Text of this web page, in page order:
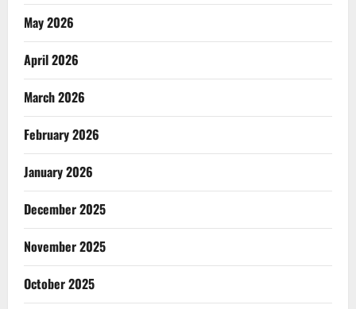
May 2026
April 2026
March 2026
February 2026
January 2026
December 2025
November 2025
October 2025